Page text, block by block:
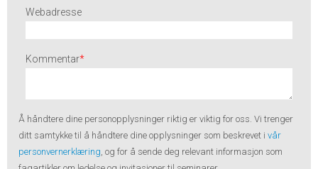
Webadresse
Kommentar*
Å håndtere dine personopplysninger riktig er viktig for oss. Vi trenger
ditt samtykke til å håndtere dine opplysninger som beskrevet i vår
personvernerklæring , og for å sende deg relevant informasjon som